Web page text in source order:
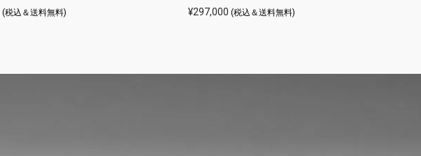
(税込＆送料無料) ¥297,000 (税込＆送料無料)